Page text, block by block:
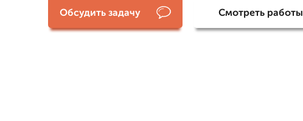
Обсудить задачу Смотреть работы